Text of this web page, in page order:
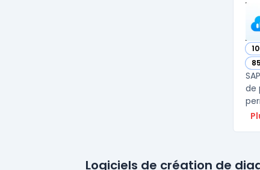
—
—
de
Logiciels de création de